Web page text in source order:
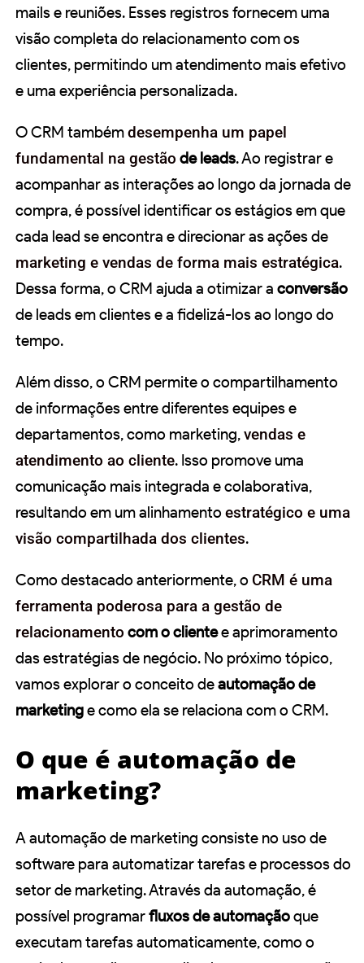
mails e reuniões. Esses registros fornecem uma
visão completa do relacionamento com os
clientes, permitindo um atendimento mais efetivo
e uma experiência personalizada.
O CRM tambémdesempenha um papel
fundamental na gestão de leads. Ao registrar e
acompanhar as interações ao longo da jornada de
compra, é possível identificar os estágios em que
cada lead se encontra e direcionar as ações de
marketing e vendas de forma mais estratégica.
Dessa forma, o CRM ajuda a otimizar a conversão
de leads em clientes e a fidelizá-los ao longo do
tempo.
Além disso, o CRM permite o compartilhamento
de informações entre diferentes equipes e
departamentos, como marketing,vendas e
atendimento ao cliente. Isso promove uma
comunicação mais integrada e colaborativa,
resultando em um alinhamento estratégico e uma
visão compartilhada dos clientes.
Como destacado anteriormente, o CRM é uma
ferramenta poderosa para a gestão de
relacionamento com o clientee aprimoramento
das estratégias de negócio. No próximo tópico,
vamos explorar o conceito deautomação de
marketinge como ela se relaciona com o CRM.
O que é automação de
marketing?
A automação de marketing consiste no uso de
software para automatizar tarefas e processos do
setor de marketing. Através da automação, é
possível programarfluxos de automaçãoque
executam tarefas automaticamente, como o